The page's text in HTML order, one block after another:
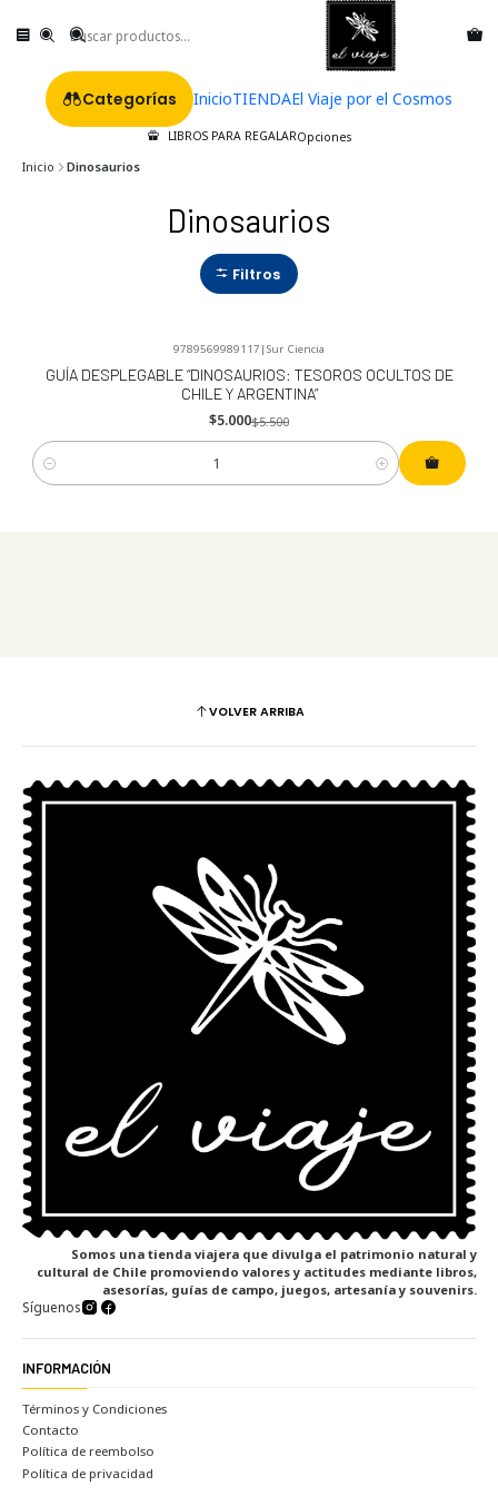
Categorías InicioTIENDAEl Viaje por el Cosmos
LIBROS PARA REGALAROpciones
Inicio Dinosaurios
Dinosaurios
Filtros
-9%
9789569989117 | Sur Ciencia
GUÍA DESPLEGABLE “DINOSAURIOS: TESOROS OCULTOS DE
CHILE Y ARGENTINA”
$5.000$5.500
Cantidad
VOLVER ARRIBA
Somos una tienda viajera que divulga el patrimonio natural y
cultural de Chile promoviendo valores y actitudes mediante libros,
asesorías, guías de campo, juegos, artesanía y souvenirs.
Síguenos
INFORMACIÓN
Términos y Condiciones
Contacto
Política de reembolso
Política de privacidad